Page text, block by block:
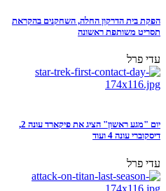
הפקת בית הדרקון החלה, השחקנים בהקראת
תסריט משותפת ראשונה
עדי פרל
יום "מגע ראשון" הציג את פיקארד עונה 2,
דיסקוברי עונה 4 ועוד
עדי פרל